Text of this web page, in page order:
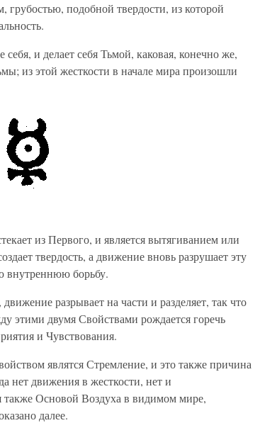
подобной твердости, из которой
себя, и делает себя Тьмой, каковая, конечно же,
из этой жесткости в начале мира произошли
из Первого, и является вытягиванием или
твердость, а движение вновь разрушает эту
внутреннюю борьбу.
разрывает на части и разделяет, так что
этими двумя Свойствами рождается горечь
и Чувствования.
являтся Стремление, и это также причина
нет движения в жесткости, нет и
также Основой Воздуха в видимом мире,
далее.